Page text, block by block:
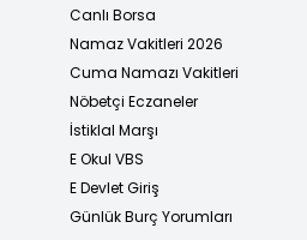
Canlı Borsa
Namaz Vakitleri 2026
Cuma Namazı Vakitleri
Nöbetçi Eczaneler
İstiklal Marşı
E Okul VBS
E Devlet Giriş
Günlük Burç Yorumları